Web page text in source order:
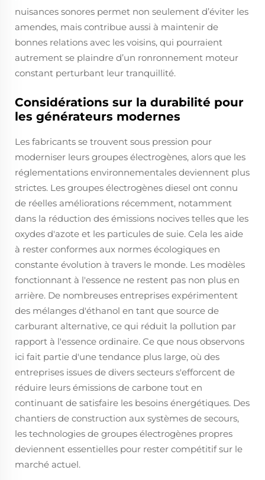
nuisances sonores permet non seulement d’éviter les
amendes, mais contribue aussi à maintenir de
bonnes relations avec les voisins, qui pourraient
autrement se plaindre d’un ronronnement moteur
constant perturbant leur tranquillité.
Considérations sur la durabilité pour
les générateurs modernes
Les fabricants se trouvent sous pression pour
moderniser leurs groupes électrogènes, alors que les
réglementations environnementales deviennent plus
strictes. Les groupes électrogènes diesel ont connu
de réelles améliorations récemment, notamment
dans la réduction des émissions nocives telles que les
oxydes d'azote et les particules de suie. Cela les aide
à rester conformes aux normes écologiques en
constante évolution à travers le monde. Les modèles
fonctionnant à l'essence ne restent pas non plus en
arrière. De nombreuses entreprises expérimentent
des mélanges d'éthanol en tant que source de
carburant alternative, ce qui réduit la pollution par
rapport à l'essence ordinaire. Ce que nous observons
ici fait partie d'une tendance plus large, où des
entreprises issues de divers secteurs s'efforcent de
réduire leurs émissions de carbone tout en
continuant de satisfaire les besoins énergétiques. Des
chantiers de construction aux systèmes de secours,
les technologies de groupes électrogènes propres
deviennent essentielles pour rester compétitif sur le
marché actuel.